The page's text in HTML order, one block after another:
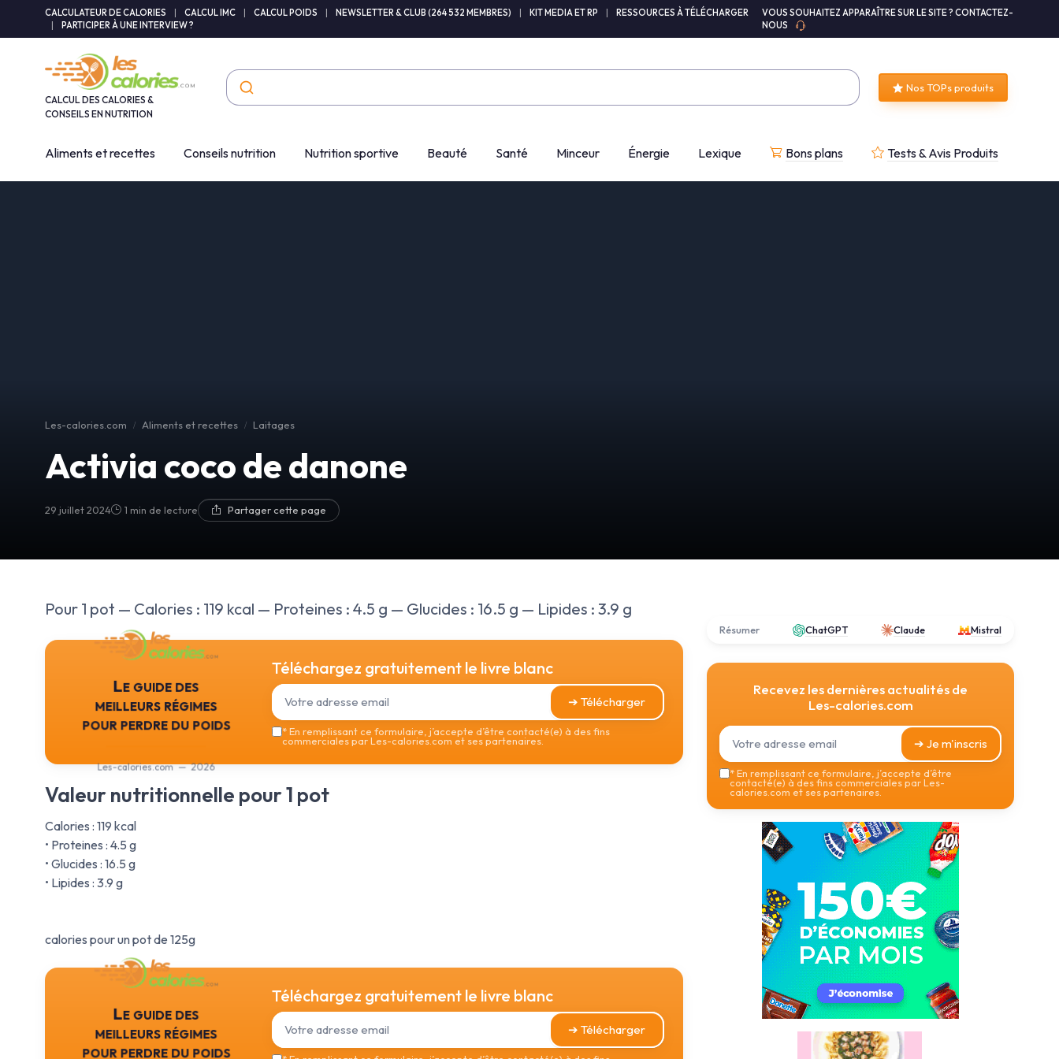
CALCULATEUR DE CALORIES CALCUL IMC CALCUL POIDS NEWSLETTER & CLUB (264 532 MEMBRES) KIT MEDIA ET RP
RESSOURCES À TÉLÉCHARGER
PARTICIPER À UNE INTERVIEW ?
VOUS SOUHAITEZ APPARAÎTRE SUR LE SITE ? CONTACTEZ-
NOUS
CALCUL DES CALORIES &
CONSEILS EN NUTRITION
Nos TOPs produits
Aliments et recettes Conseils nutrition Nutrition sportive Beauté Santé Minceur Énergie Lexique Bons plans Tests & Avis Produits
Les-calories.com Aliments et recettes Laitages
Activia coco de danone
29 juillet 2024 1 min de lecture Partager cette page
Pour 1 pot — Calories : 119 kcal — Proteines : 4.5 g — Glucides : 16.5 g — Lipides : 3.9 g
Le guide des
meilleurs régimes
pour perdre du poids
Les-calories.com — 2026
Téléchargez gratuitement le livre blanc
➔ Télécharger
*En remplissant ce formulaire, j’accepte d’être contacté(e) à des fins
commerciales par Les-calories.com et ses partenaires.
Valeur nutritionnelle pour 1 pot
Calories : 119 kcal
• Proteines : 4.5 g
• Glucides : 16.5 g
• Lipides : 3.9 g
calories pour un pot de 125g
Le guide des
meilleurs régimes
pour perdre du poids
Téléchargez gratuitement le livre blanc
➔ Télécharger
Résumer ChatGPT Claude Mistral
Recevez les dernières actualités de
Les-calories.com
➔ Je m'inscris
*En remplissant ce formulaire, j’accepte d’être
contacté(e) à des fins commerciales par Les-
calories.com et ses partenaires.
Panneau de gestion des cookies